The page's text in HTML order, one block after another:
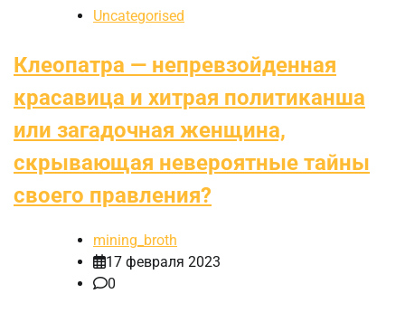
Uncategorised
Клеопатра — непревзойденная
красавица и хитрая политиканша
или загадочная женщина,
скрывающая невероятные тайны
своего правления?
mining_broth
17 февраля 2023
0